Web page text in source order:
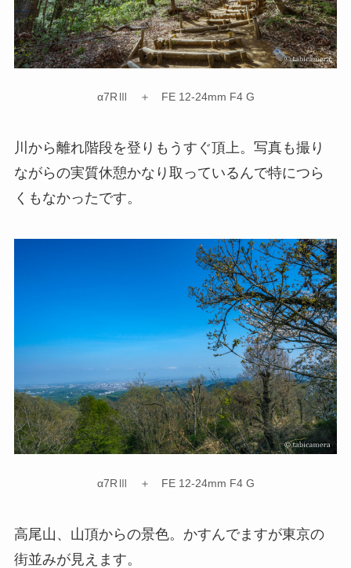
α7RⅢ ＋ FE 12-24mm F4 G
川から離れ階段を登りもうすぐ頂上。写真も撮り
ながらの実質休憩かなり取っているんで特につら
くもなかったです。
α7RⅢ ＋ FE 12-24mm F4 G
高尾山、山頂からの景色。かすんでますが東京の
街並みが見えます。